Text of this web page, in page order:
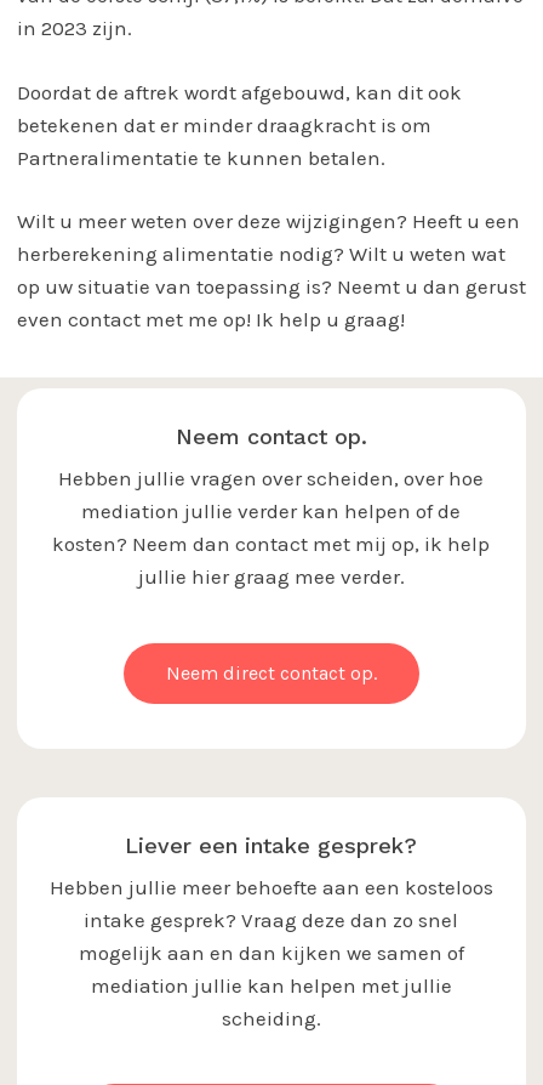
in 2023 zijn.
Doordat de aftrek wordt afgebouwd, kan dit ook
betekenen dat er minder draagkracht is om
Partneralimentatie te kunnen betalen.
Wilt u meer weten over deze wijzigingen? Heeft u een
herberekening alimentatie nodig? Wilt u weten wat
op uw situatie van toepassing is? Neemt u dan gerust
even contact met me op! Ik help u graag!
Neem contact op.
Hebben jullie vragen over scheiden, over hoe
mediation jullie verder kan helpen of de
kosten? Neem dan contact met mij op, ik help
jullie hier graag mee verder.
Neem direct contact op.
Liever een intake gesprek?
Hebben jullie meer behoefte aan een kosteloos
intake gesprek? Vraag deze dan zo snel
mogelijk aan en dan kijken we samen of
mediation jullie kan helpen met jullie
scheiding.